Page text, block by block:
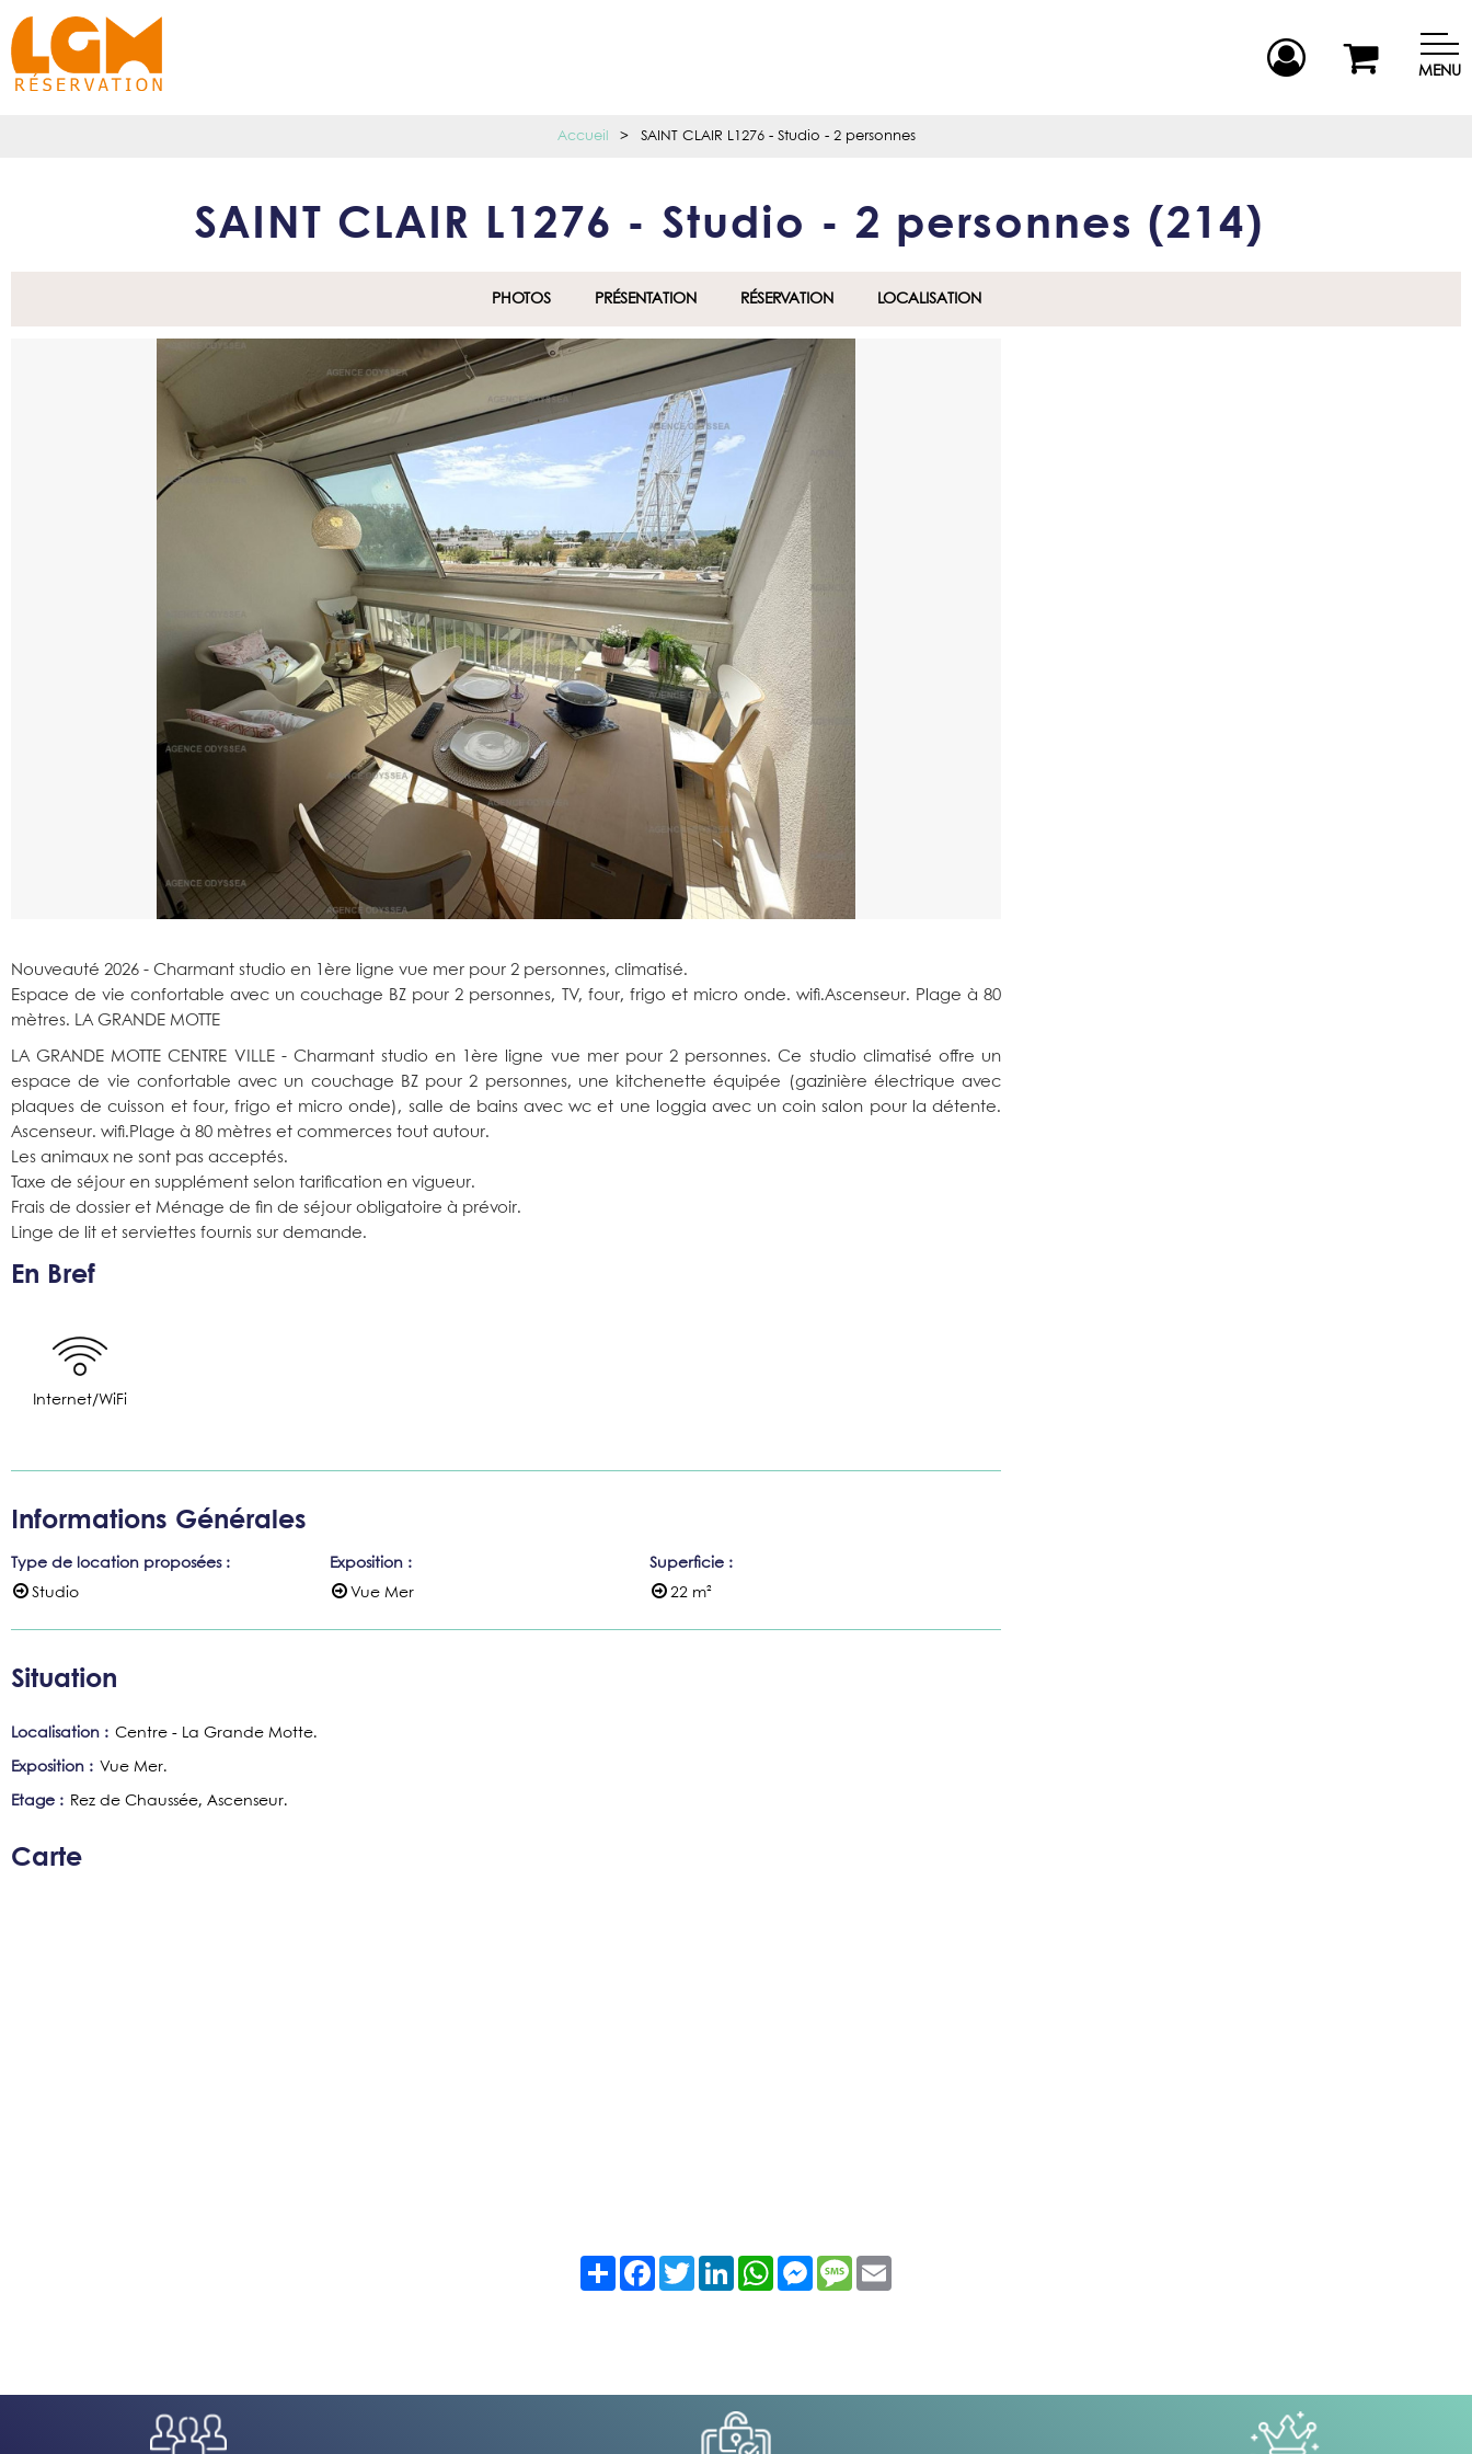
MENU
Accueil > SAINT CLAIR L1276 - Studio - 2 personnes
SAINT CLAIR L1276 - Studio - 2 personnes (214)
PHOTOS PRÉSENTATION RÉSERVATION LOCALISATION
Nouveauté 2026 - Charmant studio en 1ère ligne vue mer pour 2 personnes, climatisé.
Espace de vie confortable avec un couchage BZ pour 2 personnes, TV, four, frigo et micro onde. wifi.Ascenseur. Plage à 80
mètres. LA GRANDE MOTTE
LA GRANDE MOTTE CENTRE VILLE - Charmant studio en 1ère ligne vue mer pour 2 personnes. Ce studio climatisé offre un
espace de vie confortable avec un couchage BZ pour 2 personnes, une kitchenette équipée (gazinière électrique avec
plaques de cuisson et four, frigo et micro onde), salle de bains avec wc et une loggia avec un coin salon pour la détente.
Ascenseur. wifi.Plage à 80 mètres et commerces tout autour.
Les animaux ne sont pas acceptés.
Taxe de séjour en supplément selon tarification en vigueur.
Frais de dossier et Ménage de fin de séjour obligatoire à prévoir.
Linge de lit et serviettes fournis sur demande.
En Bref
Internet/WiFi
Informations Générales
Type de location proposées :
Studio
Exposition :
Vue Mer
Superficie :
22 m²
Situation
Localisation : Centre - La Grande Motte
Exposition : Vue Mer
Etage : Rez de Chaussée Ascenseur
Carte
Partager FacebookTwitter LinkedIn WhatsAppMessengerMessage